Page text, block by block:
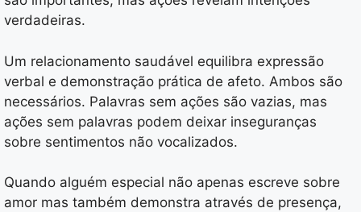
verdadeiras.
Um relacionamento saudável equilibra expressão
verbal e demonstração prática de afeto. Ambos são
necessários. Palavras sem ações são vazias, mas
ações sem palavras podem deixar inseguranças
sobre sentimentos não vocalizados.
Quando alguém especial não apenas escreve sobre
amor mas também demonstra através de presença,